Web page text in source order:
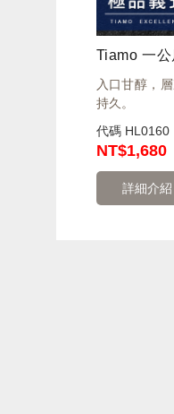
入口甘醇，
持久。
代碼 HL0160
NT$1,680
詳細介紹